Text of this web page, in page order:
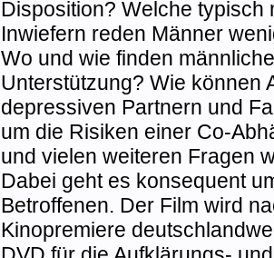
Disposition? Welche typisch
Inwiefern reden Männer
Wo und wie finden
Unterstützung? Wie können
depressiven Partnern und
um die Risiken einer Co-
und vielen weiteren Fragen
Dabei geht es konsequent
Betroffenen. Der Film wird
Kinopremiere